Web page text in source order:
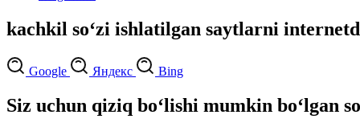
kachkil so‘zi ishlatilgan saytlarni
Google Яндекс Bing
Siz uchun qiziq bo‘lishi mumkin bo‘lgan